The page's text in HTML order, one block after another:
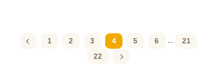
1 2 3 4 5 6 ...
21
22